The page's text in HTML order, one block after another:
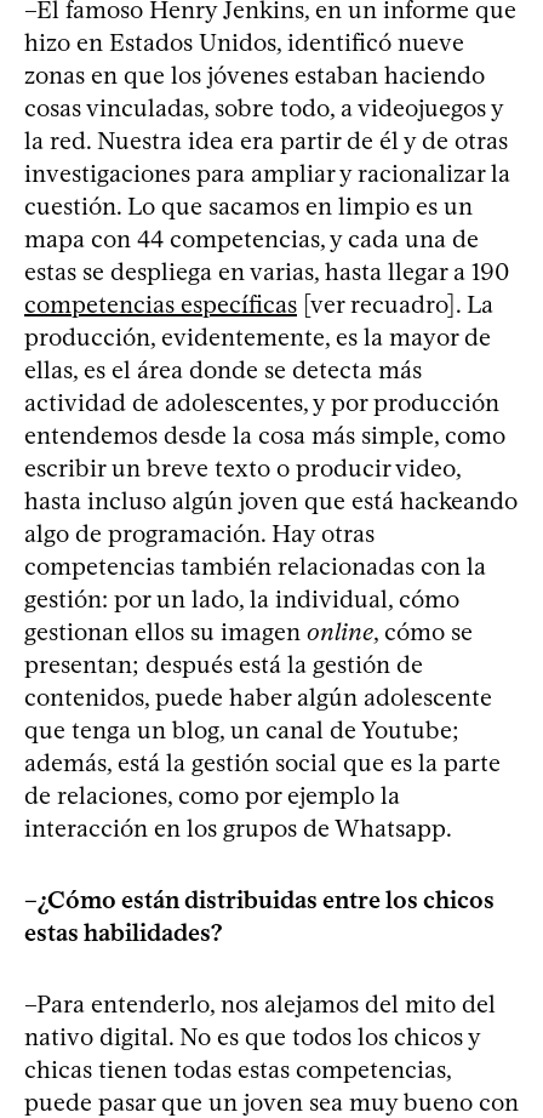
–El famoso Henry Jenkins, en un informe que
hizo en Estados Unidos, identificó nueve
zonas en que los jóvenes estaban haciendo
cosas vinculadas, sobre todo, a videojuegos y
la red. Nuestra idea era partir de él y de otras
investigaciones para ampliar y racionalizar la
cuestión. Lo que sacamos en limpio es un
mapa con 44 competencias, y cada una de
estas se despliega en varias, hasta llegar a 190
competencias específicas [ver recuadro]. La
producción, evidentemente, es la mayor de
ellas, es el área donde se detecta más
actividad de adolescentes, y por producción
entendemos desde la cosa más simple, como
escribir un breve texto o producir video,
hasta incluso algún joven que está hackeando
algo de programación. Hay otras
competencias también relacionadas con la
gestión: por un lado, la individual, cómo
gestionan ellos su imagen online, cómo se
presentan; después está la gestión de
contenidos, puede haber algún adolescente
que tenga un blog, un canal de Youtube;
además, está la gestión social que es la parte
de relaciones, como por ejemplo la
interacción en los grupos de Whatsapp.
–¿Cómo están distribuidas entre los chicos
estas habilidades?
–Para entenderlo, nos alejamos del mito del
nativo digital. No es que todos los chicos y
chicas tienen todas estas competencias,
puede pasar que un joven sea muy bueno con